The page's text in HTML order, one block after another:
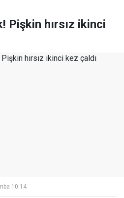
Pişkin hırsız ikinci
10:14